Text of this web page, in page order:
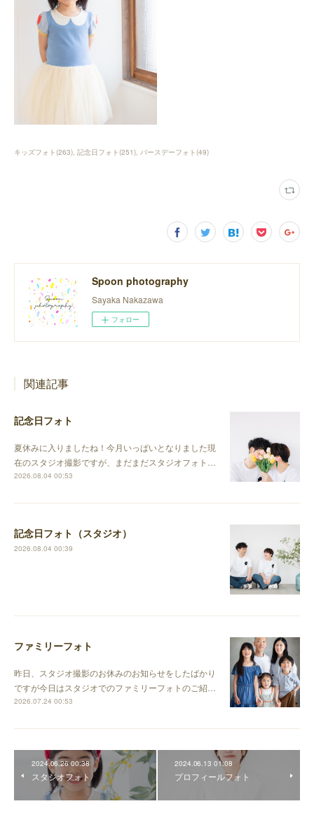
キッズフォト(263) 記念日フォト(251) バースデーフォト(49)
Spoon photography
Sayaka Nakazawa
フォロー
関連記事
記念日フォト
夏休みに入りましたね！今月いっぱいとなりました現
在のスタジオ撮影ですが、まだまだスタジオフォト…
2026.08.04 00:53
記念日フォト（スタジオ）
2026.08.04 00:39
ファミリーフォト
昨日、スタジオ撮影のお休みのお知らせをしたばかり
ですが今日はスタジオでのファミリーフォトのご紹…
2026.07.24 00:53
2024.06.26 00:38
スタジオフォト
2024.06.13 01:08
プロフィールフォト